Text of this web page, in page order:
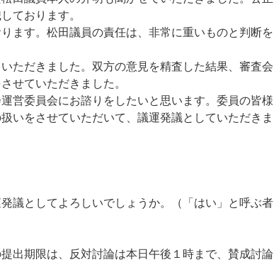
ております。
ます。松田議員の責任は、非常に重いものと判断を
ただきました。双方の意見を精査した結果、審査会
せていただきました。
営委員会にお諮りをしたいと思います。委員の皆様
いをさせていただいて、議運発議としていただきま
議としてよろしいでしょうか。（「はい」と呼ぶ者
出期限は、反対討論は本日午後１時まで、賛成討論